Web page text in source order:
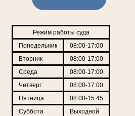
Режим работы суда
Понедельник
08:00-17:00
Вторник
08:00-17:00
Среда
08:00-17:00
Четверг
08:00-17:00
Пятница
08:00-15:45
Суббота
Выходной